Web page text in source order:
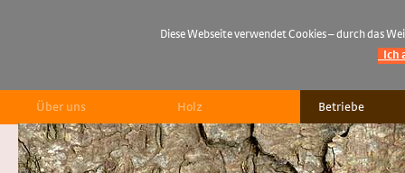
Über uns Holz Betriebe
Diese Webseite verwendet Cookies – durch das
Ich